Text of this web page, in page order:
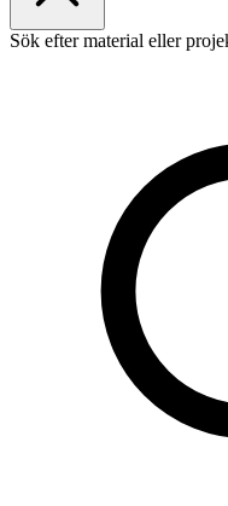
Sök efter material eller